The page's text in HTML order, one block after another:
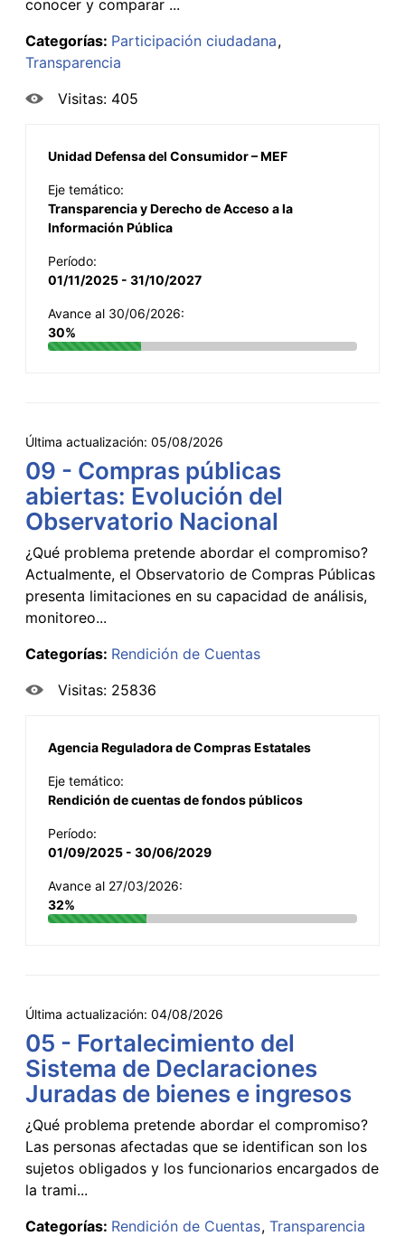
conocer y comparar ...
Categorías: Participación ciudadana
Transparencia
Visitas: 405
Unidad Defensa del Consumidor – MEF
Eje temático:
Transparencia y Derecho de Acceso a la
Información Pública
Período:
01/11/2025 - 31/10/2027
Avance al 30/06/2026:
30%
Última actualización: 05/08/2026
09 - Compras públicas
abiertas: Evolución del
Observatorio Nacional
¿Qué problema pretende abordar el compromiso?
Actualmente, el Observatorio de Compras Públicas
presenta limitaciones en su capacidad de análisis,
monitoreo...
Categorías: Rendición de Cuentas
Visitas: 25836
Agencia Reguladora de Compras Estatales
Eje temático:
Rendición de cuentas de fondos públicos
Período:
01/09/2025 - 30/06/2029
Avance al 27/03/2026:
32%
Última actualización: 04/08/2026
05 - Fortalecimiento del
Sistema de Declaraciones
Juradas de bienes e ingresos
¿Qué problema pretende abordar el compromiso?
Las personas afectadas que se identifican son los
sujetos obligados y los funcionarios encargados de
la trami...
Categorías: Rendición de Cuentas Transparencia